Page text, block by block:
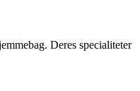
Deres specialiteter